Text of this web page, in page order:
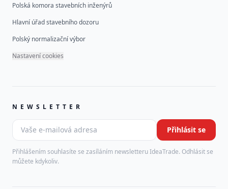
Polská komora stavebních inženýrů
Hlavní úřad stavebního dozoru
Polský normalizační výbor
Nastavení cookies
NEWSLETTER
Vaše e-mailová adresa Přihlásit se
Leave this field empty
Přihlášením souhlasíte se zasíláním newsletteru IdeaTrade. Odhlásit se
můžete kdykoliv.